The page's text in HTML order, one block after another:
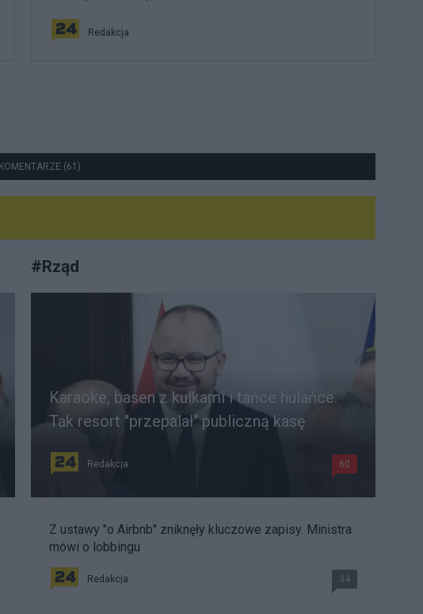
Redakcja
(61)
#Rząd
Karaoke, basen z kulkami i tańce hulańce.
Tak resort "przepalał" publiczną kasę
Redakcja 60
Z ustawy "o Airbnb" zniknęły kluczowe zapisy. Ministra
mówi o lobbingu
Redakcja 34